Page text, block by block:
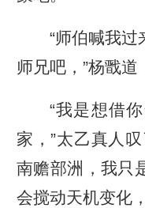
“师伯喊我
师兄吧，”杨戬道
“我是想借
家，”太乙真人
南赡部洲，我只
会搅动天机变化